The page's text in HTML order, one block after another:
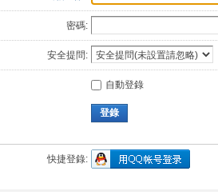
密碼:
安全提問:
自動登錄
登錄
快捷登錄: